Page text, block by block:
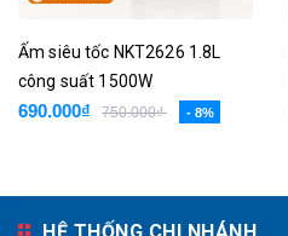
Ấm siêu tốc NKT2626 1.8L
công suất 1500W
690.000₫ 750.000₫ - 8%